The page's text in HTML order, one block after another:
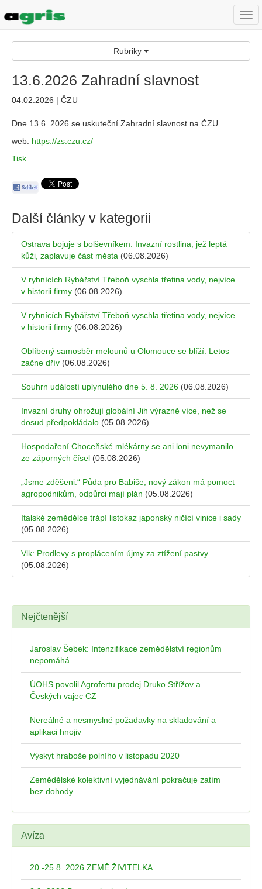
Rubriky
13.6.2026 Zahradní slavnost
04.02.2026 | ČZU
Dne 13.6. 2026 se uskuteční Zahradní slavnost na ČZU.
web: https://zs.czu.cz/
Tisk
Další články v kategorii
Ostrava bojuje s bolševníkem. Invazní rostlina, jež leptá
kůži, zaplavuje část města (06.08.2026)
V rybnících Rybářství Třeboň vyschla třetina vody, nejvíce
v historii firmy (06.08.2026)
V rybnících Rybářství Třeboň vyschla třetina vody, nejvíce
v historii firmy (06.08.2026)
Oblíbený samosběr melounů u Olomouce se blíží. Letos
začne dřív (06.08.2026)
Souhrn událostí uplynulého dne 5. 8. 2026 (06.08.2026)
Invazní druhy ohrožují globální Jih výrazně více, než se
dosud předpokládalo (05.08.2026)
Hospodaření Choceňské mlékárny se ani loni nevymanilo
ze záporných čísel (05.08.2026)
„Jsme zděšeni.“ Půda pro Babiše, nový zákon má pomoct
agropodnikům, odpůrci mají plán (05.08.2026)
Italské zemědělce trápí listokaz japonský ničící vinice i sady
(05.08.2026)
Vlk: Prodlevy s proplácením újmy za ztížení pastvy
(05.08.2026)
Nejčtenější
Jaroslav Šebek: Intenzifikace zemědělství regionům
nepomáhá
ÚOHS povolil Agrofertu prodej Druko Střížov a
Českých vajec CZ
Nereálné a nesmyslné požadavky na skladování a
aplikaci hnojiv
Výskyt hraboše polního v listopadu 2020
Zemědělské kolektivní vyjednávání pokračuje zatím
bez dohody
Avíza
20.-25.8. 2026 ZEMĚ ŽIVITELKA